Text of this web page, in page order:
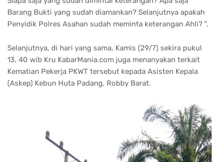
Barang Bukti yang sudah diamankan? Selanjutnya apakah
Penyidik Polres Asahan sudah meminta keterangan Ahli? ".
Selanjutnya, di hari yang sama, Kamis (29/7) sekira pukul
13. 40 wib Kru KabarMania.com juga menanyakan terkait
Kematian Pekerja PKWT tersebut kepada Asisten Kepala
(Askep) Kebun Huta Padang, Robby Barat.